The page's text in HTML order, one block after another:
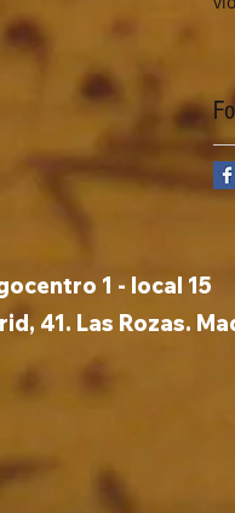
1 - local 15
41. Las Rozas.